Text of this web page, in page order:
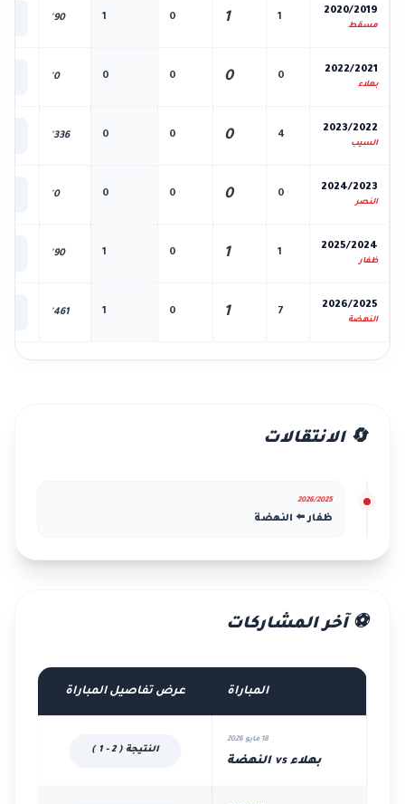
2020/2019
مسقط
1
1
0
1
90'
2022/2021
بهلاء
0
0
0
0
0'
2023/2022
السيب
4
0
0
0
336'
2024/2023
النصر
0
0
0
0
0'
2025/2024
ظفار
1
1
0
1
90'
2026/2025
النهضة
7
1
0
1
461'
🔄 الانتقالات
2026/2025
ظفار ⬅️ النهضة
⚽ آخر المشاركات
المباراة عرض تفاصيل المباراة
18 مايو 2026
بهلاء vs النهضة
النتيجة ( 2 - 1 )